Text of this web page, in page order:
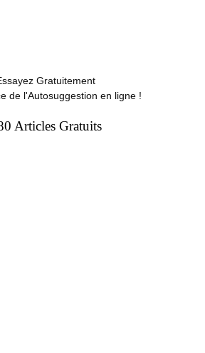
Gratuitement
de l'Autosuggestion en ligne !
Articles Gratuits